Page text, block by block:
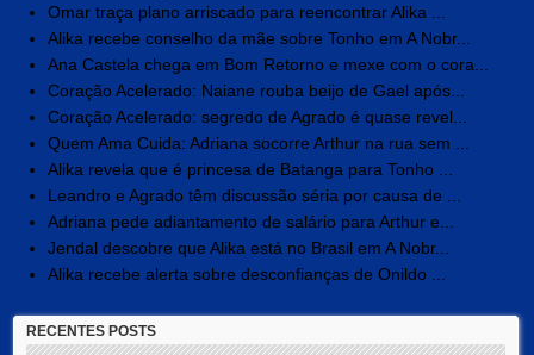
Omar traça plano arriscado para reencontrar Alika ...
Alika recebe conselho da mãe sobre Tonho em A Nobr...
Ana Castela chega em Bom Retorno e mexe com o cora...
Coração Acelerado: Naiane rouba beijo de Gael após...
Coração Acelerado: segredo de Agrado é quase revel...
Quem Ama Cuida: Adriana socorre Arthur na rua sem ...
Alika revela que é princesa de Batanga para Tonho ...
Leandro e Agrado têm discussão séria por causa de ...
Adriana pede adiantamento de salário para Arthur e...
Jendal descobre que Alika está no Brasil em A Nobr...
Alika recebe alerta sobre desconfianças de Onildo ...
RECENTES POSTS